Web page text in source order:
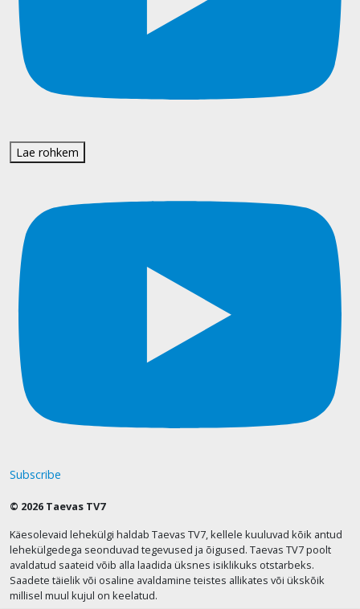
Lae rohkem
Subscribe
© 2026 Taevas TV7
Käesolevaid lehekülgi haldab Taevas TV7, kellele kuuluvad kõik antud
lehekülgedega seonduvad tegevused ja õigused. Taevas TV7 poolt
avaldatud saateid võib alla laadida üksnes isiklikuks otstarbeks.
Saadete täielik või osaline avaldamine teistes allikates või ükskõik
millisel muul kujul on keelatud.